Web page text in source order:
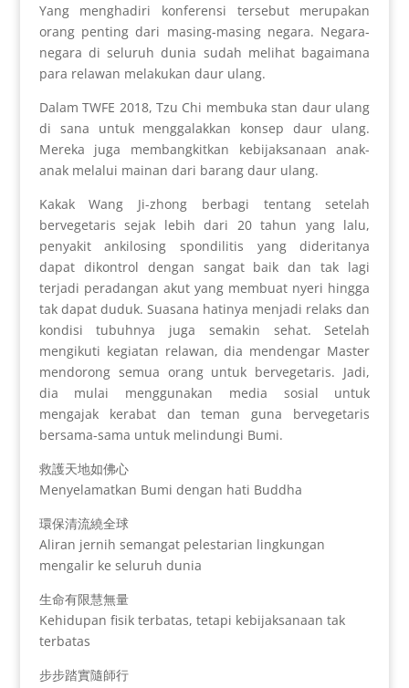
Yang menghadiri konferensi tersebut merupakan
orang penting dari masing-masing negara. Negara-
negara di seluruh dunia sudah melihat bagaimana
para relawan melakukan daur ulang.
Dalam TWFE 2018, Tzu Chi membuka stan daur ulang
di sana untuk menggalakkan konsep daur ulang.
Mereka juga membangkitkan kebijaksanaan anak-
anak melalui mainan dari barang daur ulang.
Kakak Wang Ji-zhong berbagi tentang setelah
bervegetaris sejak lebih dari 20 tahun yang lalu,
penyakit ankilosing spondilitis yang dideritanya
dapat dikontrol dengan sangat baik dan tak lagi
terjadi peradangan akut yang membuat nyeri hingga
tak dapat duduk. Suasana hatinya menjadi relaks dan
kondisi tubuhnya juga semakin sehat. Setelah
mengikuti kegiatan relawan, dia mendengar Master
mendorong semua orang untuk bervegetaris. Jadi,
dia mulai menggunakan media sosial untuk
mengajak kerabat dan teman guna bervegetaris
bersama-sama untuk melindungi Bumi.
救護天地如佛心
Menyelamatkan Bumi dengan hati Buddha
環保清流繞全球
Aliran jernih semangat pelestarian lingkungan
mengalir ke seluruh dunia
生命有限慧無量
Kehidupan fisik terbatas, tetapi kebijaksanaan tak
terbatas
步步踏實隨師行